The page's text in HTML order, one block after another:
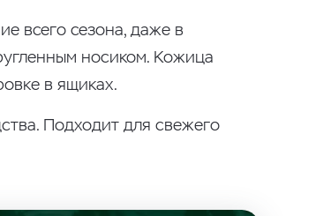
всего сезона, даже в
носиком. Кожица
в ящиках.
Подходит для свежего